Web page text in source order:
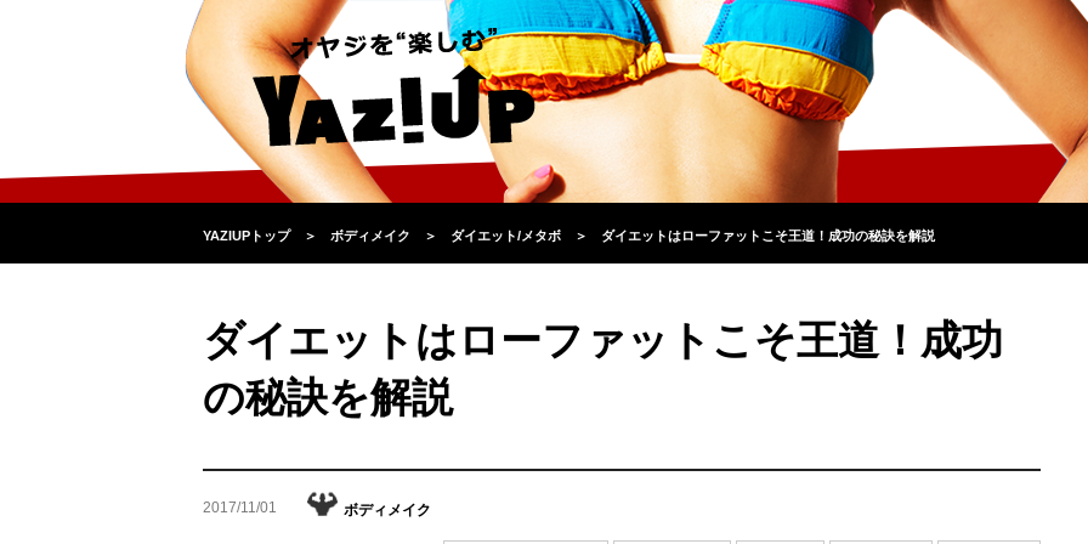
YAZIUPトップ ＞ ボディメイク ＞ ダイエット/メタボ ＞ ダイエットはローファットこそ王道！成功の秘訣を解説
ダイエットはローファットこそ王道！成功
の秘訣を解説
2017/11/01 ボディメイク